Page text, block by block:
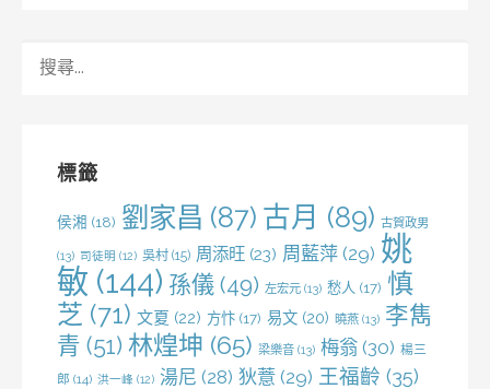
標籤
侯湘 (18) 劉家昌 (87) 古月 (89) 古賀政男
(13) 司徒明 (12) 吳村 (15) 周添旺 (23) 周藍萍 (29) 姚
敏 (144) 孫儀 (49) 左宏元 (13) 愁人 (17) 慎
芝 (71) 文夏 (22) 方忭 (17) 易文 (20) 曉燕 (13) 李雋
青 (51) 林煌坤 (65) 梁樂音 (13) 梅翁 (30) 楊三
郎 (14) 洪一峰 (12) 湯尼 (28) 狄薏 (29) 王福齡 (35)